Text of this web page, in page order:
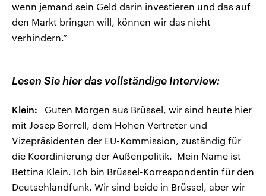
wenn jemand sein Geld darin investieren und das auf
den Markt bringen will, können wir das nicht
verhindern.“
Lesen Sie hier das vollständige Interview:
Klein: Guten Morgen aus Brüssel, wir sind heute hier
mit Josep Borrell, dem Hohen Vertreter und
Vizepräsidenten der EU-Kommission, zuständig für
die Koordinierung der Außenpolitik. Mein Name ist
Bettina Klein. Ich bin Brüssel-Korrespondentin für den
Deutschlandfunk. Wir sind beide in Brüssel, aber wir